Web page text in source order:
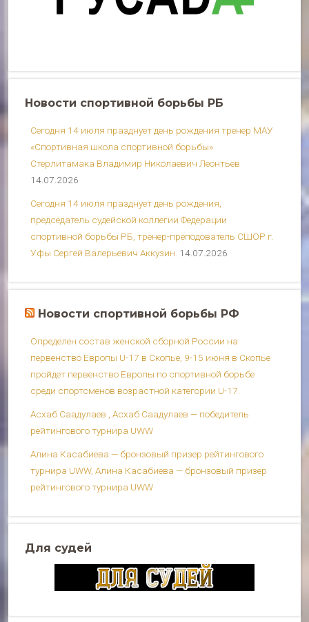
Новости спортивной борьбы РБ
Сегодня 14 июля празднует день рождения тренер МАУ
«Спортивная школа спортивной борьбы»
Стерлитамака Владимир Николаевич Леонтьев
14.07.2026
Сегодня 14 июля празднует день рождения,
председатель судейской коллегии Федерации
спортивной борьбы РБ, тренер-преподователь СШОР г.
Уфы Сергей Валерьевич Аккузин. 14.07.2026
Новости спортивной борьбы РФ
Определен состав женской сборной России на
первенство Европы U-17 в Скопье, 9-15 июня в Скопье
пройдет первенство Европы по спортивной борьбе
среди спортсменов возрастной категории U-17.
Асхаб Саадулаев , Асхаб Саадулаев — победитель
рейтингового турнира UWW
Алина Касабиева — бронзовый призер рейтингового
турнира UWW, Алина Касабиева — бронзовый призер
рейтингового турнира UWW
Для судей